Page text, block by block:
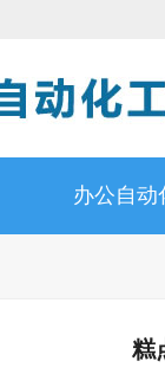
办公自动
糕